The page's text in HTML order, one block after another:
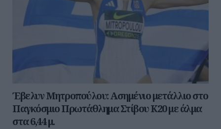
Έβελυν Μητροπούλου: Ασημένιο μετάλλιο στο
Παγκόσμιο Πρωτάθλημα Στίβου Κ20 με άλμα
στα 6,44 μ.